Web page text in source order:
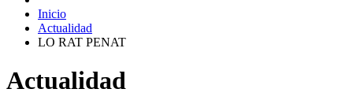
Inicio
Actualidad
LO RAT PENAT
Actualidad